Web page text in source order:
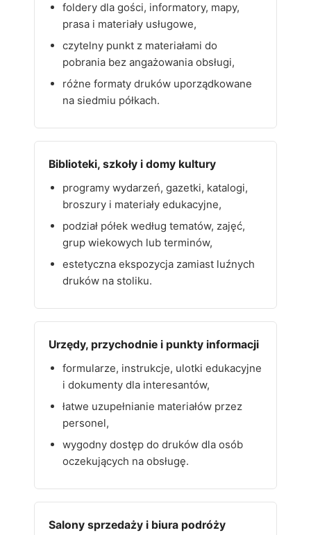
foldery dla gości, informatory, mapy,
prasa i materiały usługowe,
czytelny punkt z materiałami do
pobrania bez angażowania obsługi,
różne formaty druków uporządkowane
na siedmiu półkach.
Biblioteki, szkoły i domy kultury
programy wydarzeń, gazetki, katalogi,
broszury i materiały edukacyjne,
podział półek według tematów, zajęć,
grup wiekowych lub terminów,
estetyczna ekspozycja zamiast luźnych
druków na stoliku.
Urzędy, przychodnie i punkty informacji
formularze, instrukcje, ulotki edukacyjne
i dokumenty dla interesantów,
łatwe uzupełnianie materiałów przez
personel,
wygodny dostęp do druków dla osób
oczekujących na obsługę.
Salony sprzedaży i biura podróży